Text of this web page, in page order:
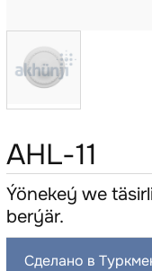
AHL-11
Ýönekeý we
berýär.
Сделано в